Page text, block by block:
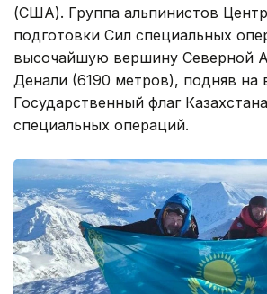
(США). Группа альпинистов
подготовки Сил специальных
высочайшую вершину Северной
Денали (6190 метров), подняв на
Государственный флаг
специальных операций.